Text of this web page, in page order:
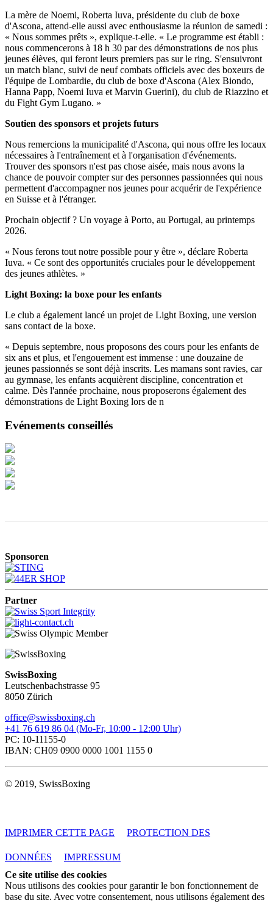
La mère de Noemi, Roberta Iuva, présidente du club de boxe
d'Ascona, attend-elle aussi avec enthousiasme la réunion de samedi :
« Nous sommes prêts », explique-t-elle. « Le programme est établi :
nous commencerons à 18 h 30 par des démonstrations de nos plus
jeunes élèves, qui feront leurs premiers pas sur le ring. S'ensuivront
un match blanc, suivi de neuf combats officiels avec des boxeurs de
l'équipe de Lombardie, du club de boxe d'Ascona (Alex Biondo,
Hanna Papp, Noemi Iuva et Marvin Guerini), du club de Riazzino et
du Fight Gym Lugano. »
Soutien des sponsors et projets futurs
Nous remercions la municipalité d'Ascona, qui nous offre les locaux
nécessaires à l'entraînement et à l'organisation d'événements.
Trouver des sponsors n'est pas chose aisée, mais nous avons la
chance de pouvoir compter sur des personnes passionnées qui nous
permettent d'accompagner nos jeunes pour acquérir de l'expérience
en Suisse et à l'étranger.
Prochain objectif ? Un voyage à Porto, au Portugal, au printemps
2026.
« Nous ferons tout notre possible pour y être », déclare Roberta
Iuva. « Ce sont des opportunités cruciales pour le développement
des jeunes athlètes. »
Light Boxing: la boxe pour les enfants
Le club a également lancé un projet de Light Boxing, une version
sans contact de la boxe.
« Depuis septembre, nous proposons des cours pour les enfants de
six ans et plus, et l'engouement est immense : une douzaine de
jeunes passionnés se sont déjà inscrits. Les mamans sont ravies, car
au gymnase, les enfants acquièrent discipline, concentration et
calme. Dès l'année prochaine, nous proposerons également des
démonstrations de Light Boxing lors de n
Evénements conseillés
Sponsoren
Partner
SwissBoxing
Leutschenbachstrasse 95
8050 Zürich
office@swissboxing.ch
+41 76 619 86 04 (Mo-Fr, 10:00 - 12:00 Uhr)
PC: 10-11155-0
IBAN: CH09 0900 0000 1001 1155 0
© 2019, SwissBoxing
IMPRIMER CETTE PAGE PROTECTION DES
DONNÉES
IMPRESSUM
Ce site utilise des cookies
Nous utilisons des cookies pour garantir le bon fonctionnement de
base du site. Avec votre consentement, nous utilisons également des